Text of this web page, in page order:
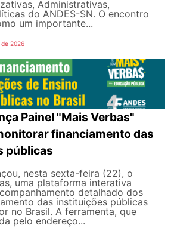
Administrativas,
do ANDES-SN. O encontro
um importante...
2026
Painel "Mais Verbas"
financiamento das
públicas
nesta sexta-feira (22), o
uma plataforma interativa
detalhado dos
das instituições públicas
no Brasil. A ferramenta, que
pelo endereço...